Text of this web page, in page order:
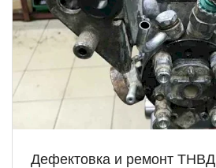
Дефектовка и ремонт ТНВД